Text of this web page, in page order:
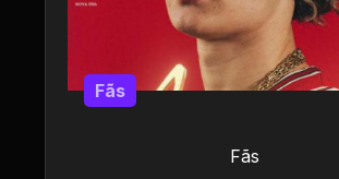
Fãs
Fãs